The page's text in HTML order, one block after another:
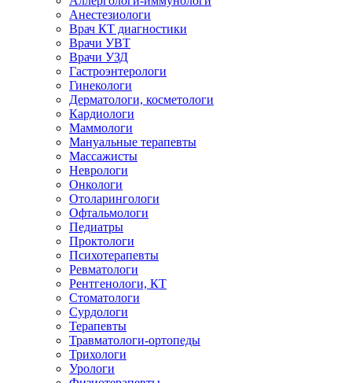
Анестезиологи
Врач КТ диагностики
Врачи УВТ
Врачи УЗД
Гастроэнтерологи
Гинекологи
Дерматологи, косметологи
Кардиологи
Маммологи
Мануальные терапевты
Массажисты
Неврологи
Онкологи
Отоларингологи
Офтальмологи
Педиатры
Проктологи
Психотерапевты
Ревматологи
Рентгенологи, КТ
Стоматологи
Сурдологи
Терапевты
Травматологи-ортопеды
Трихологи
Урологи